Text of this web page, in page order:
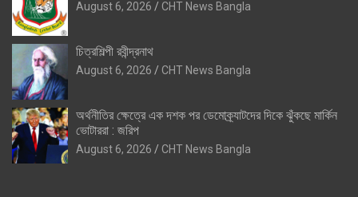
August 6, 2026 CHT News Bangla
চিত্রশিল্পী রবীন্দ্রনাথ
August 6, 2026 CHT News Bangla
অর্থনীতির ক্ষেত্রে এক দশক পর ডেমোক্র্যাটদের দিকে ঝুঁকছে মার্কিন
ভোটাররা : জরিপ
August 6, 2026 CHT News Bangla